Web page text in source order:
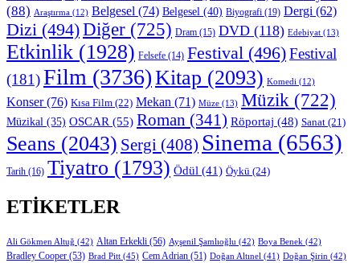
(88) Araştırma (12) Belgesel (74) Belgesel (40) Biyografi (19) Dergi (62)
Dizi (494)Diğer (725) Dram (15) DVD (118) Edebiyat (13)
Etkinlik (1928) Felsefe (14) Festival (496)Festival
(181)Film (3736)Kitap (2093) Komedi (12)
Konser(76) Kısa Film (22) Mekan (71) Müze (13) Müzik (722)
Müzikal (35) OSCAR (55) Roman (341) Röportaj (48) Sanat (21)
Seans (2043) Sergi (408) Sinema (6563)
Tarih (16) Tiyatro (1793) Ödül (41) Öykü (24)
ETIKETLER
Ali Gökmen Altuğ (42) Altan Erkekli (56) Ayşenil Şamlıoğlu (42) Boya Benek (42)
Bradley Cooper (53) Brad Pitt (45) Cem Adrian (51) Doğan Altınel (41) Doğan Şirin (42)